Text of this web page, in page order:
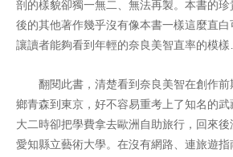
剖的樣貌卻獨一無二、無法再製。本書的
後的其他著作幾乎沒有像本書一樣這麼直白
讓讀者能夠看到年輕的奈良美智直率的模
翻閱此書，清楚看到奈良美智在創作前
鄉青森到東京，好不容易重考上了知名的
大二時卻把學費拿去歐洲自助旅行，回來後
愛知縣立藝術大學。在沒有網路、連旅遊